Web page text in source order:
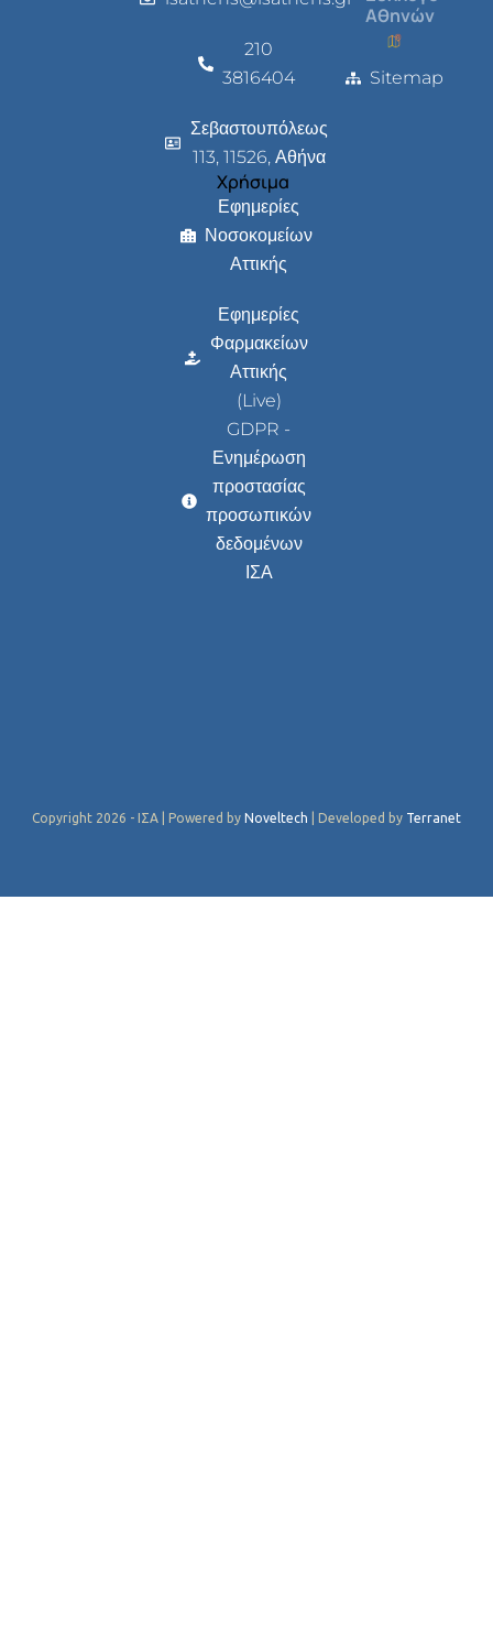
210
3816404
Σεβαστουπόλεως
113, 11526, Αθήνα
Χρήσιμα
Εφημερίες
Νοσοκομείων
Αττικής
Εφημερίες
Φαρμακείων
Αττικής
(Live)
GDPR -
Ενημέρωση
προστασίας
προσωπικών
δεδομένων
ΙΣΑ
Αθηνών
Sitemap
Copyright 2026 - ΙΣΑ | Powered by Noveltech | Developed by Terranet